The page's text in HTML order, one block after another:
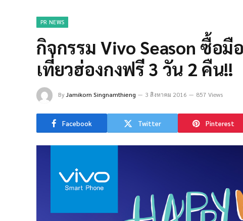
PR NEWS
กิจกรรม Vivo Season ซื้อ
เที่ยวฮ่องกงฟรี 3 วัน 2 คืน!!
ByJamikorn Singnamthieng 3 สิงหาคม 2016 857 Views
Facebook Twitter Pinterest